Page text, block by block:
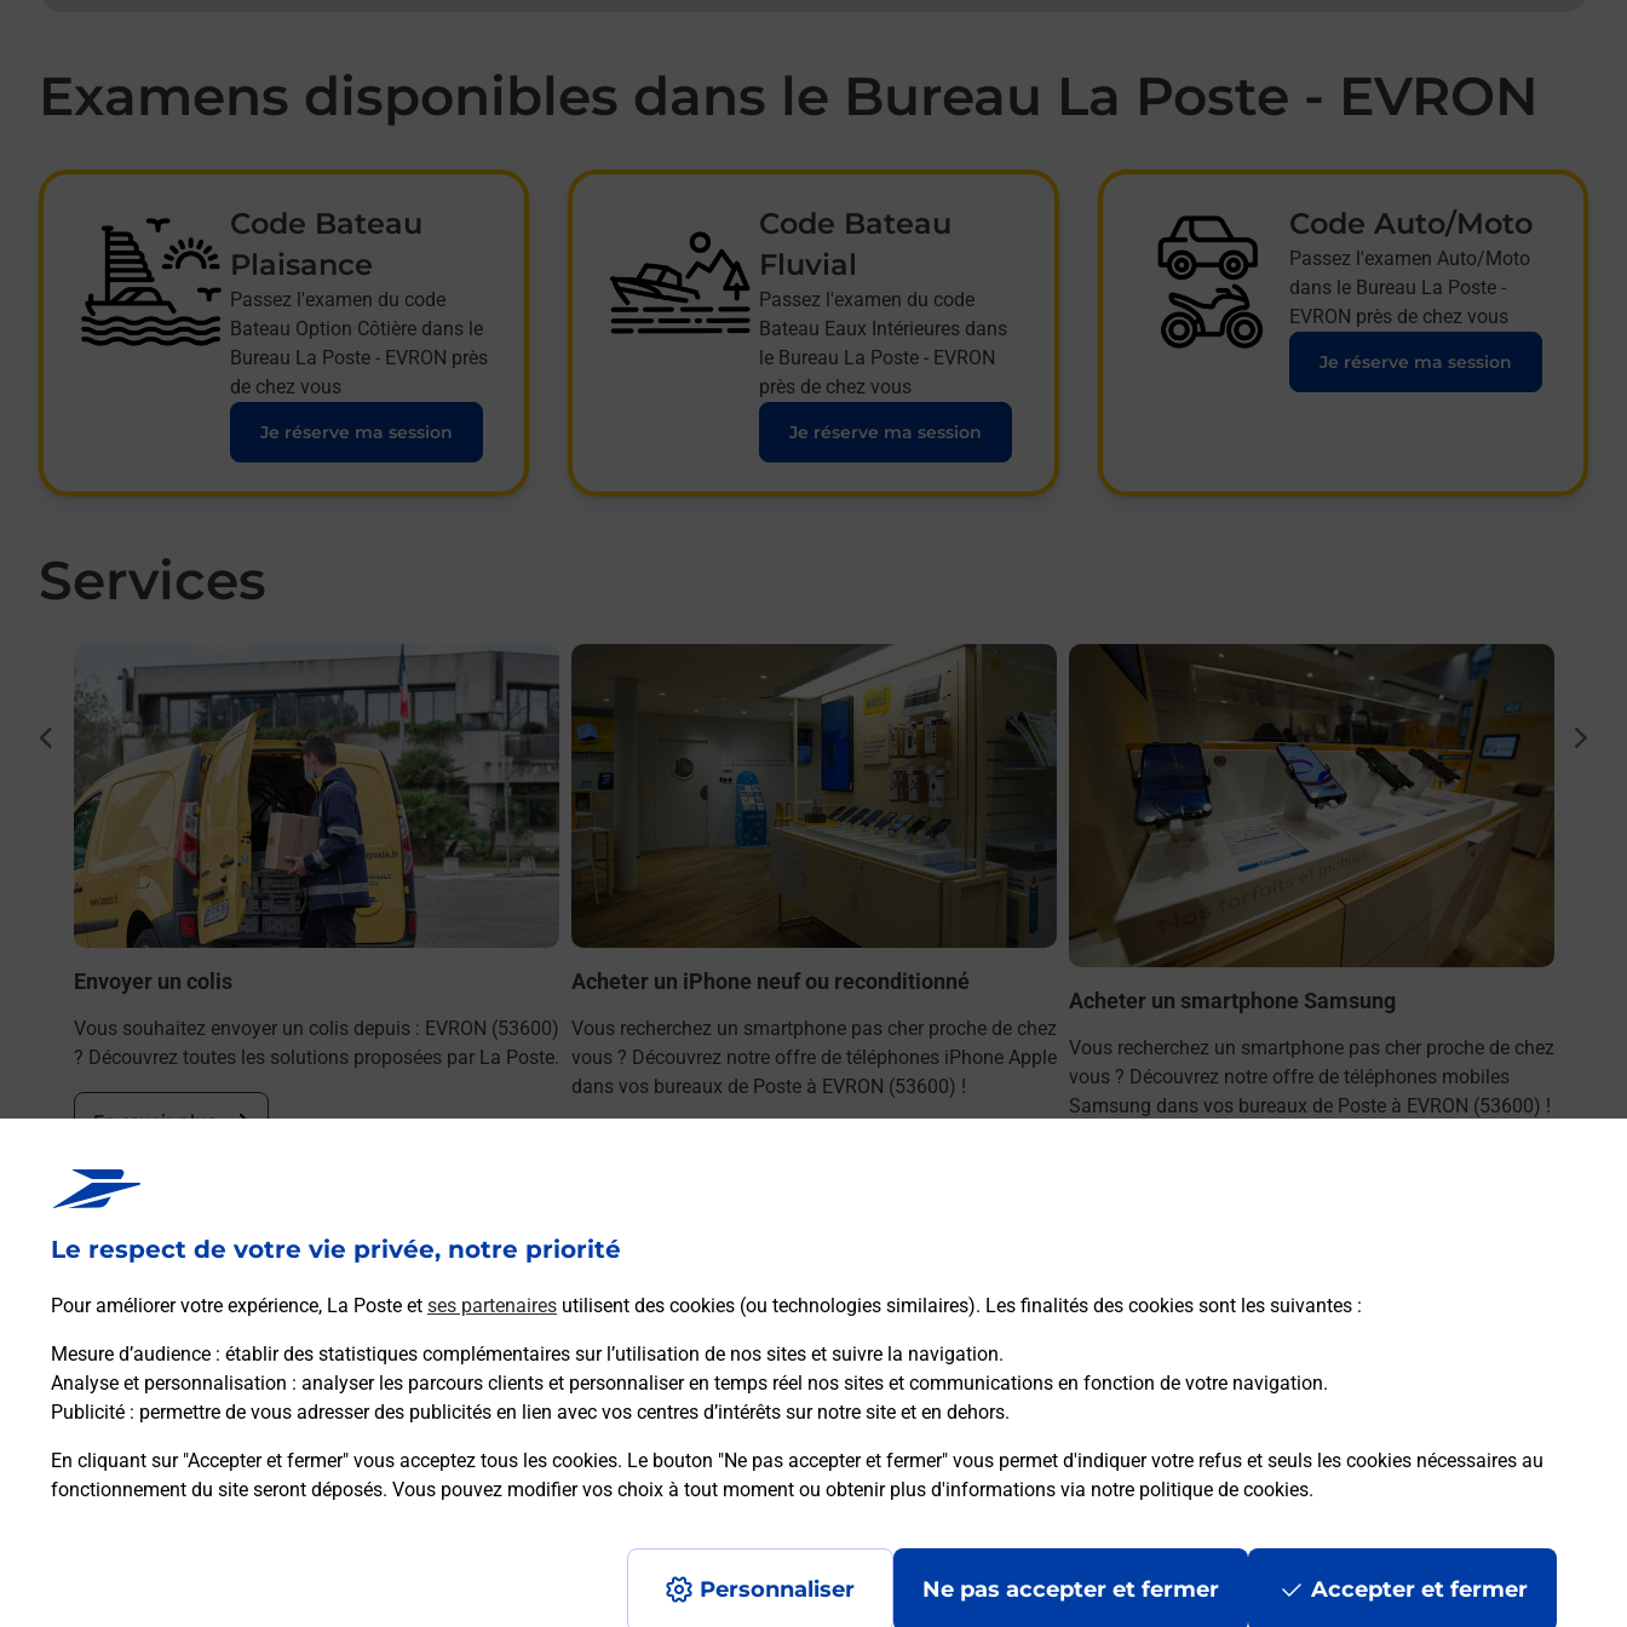
Le respect de votre vie privée, notre priorité
Pour améliorer votre expérience, La Poste et ses partenaires utilisent des cookies (ou technologies similaires). Les finalités des cookies sont les suivantes :
Mesure d’audience : établir des statistiques complémentaires sur l’utilisation de nos sites et suivre la navigation.
Analyse et personnalisation : analyser les parcours clients et personnaliser en temps réel nos sites et communications en fonction de votre navigation.
Publicité : permettre de vous adresser des publicités en lien avec vos centres d’intérêts sur notre site et en dehors.
En cliquant sur "Accepter et fermer" vous acceptez tous les cookies. Le bouton "Ne pas accepter et fermer" vous permet d'indiquer votre refus et seuls les cookies nécessaires au
fonctionnement du site seront déposés. Vous pouvez modifier vos choix à tout moment ou obtenir plus d'informations via notre politique de cookies.
Personnaliser Ne pas accepter et fermer Accepter et fermer
Examens disponibles dans le Bureau La Poste - EVRON
Code Bateau
Plaisance
Passez l'examen du code
Bateau Option Côtière dans le
Bureau La Poste - EVRON près
de chez vous
Je réserve ma session
Code Bateau
Fluvial
Passez l'examen du code
Bateau Eaux Intérieures dans
le Bureau La Poste - EVRON
près de chez vous
Je réserve ma session
Code Auto/Moto
Passez l'examen Auto/Moto
dans le Bureau La Poste -
EVRON près de chez vous
Je réserve ma session
Services
Envoyer un colis
Vous souhaitez envoyer un colis depuis : EVRON (53600)
? Découvrez toutes les solutions proposées par La Poste.
En savoir plus
En savoir plus
Acheter un iPhone neuf ou reconditionné
Vous recherchez un smartphone pas cher proche de chez
vous ? Découvrez notre offre de téléphones iPhone Apple
dans vos bureaux de Poste à EVRON (53600) !
En savoir plus
Acheter un smartphone Samsung
Vous recherchez un smartphone pas cher proche de chez
vous ? Découvrez notre offre de téléphones mobiles
Samsung dans vos bureaux de Poste à EVRON (53600) !
Foire aux questions
Quel âge minimum faut-il pour passer le permis bateau ?
Combien de temps est valable le code bateau ?